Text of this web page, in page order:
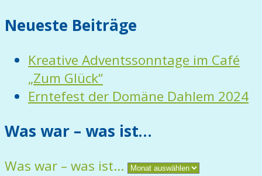
Neueste Beiträge
Kreative Adventssonntage im Café
„Zum Glück“
Erntefest der Domäne Dahlem 2024
Was war – was ist…
Was war – was ist…